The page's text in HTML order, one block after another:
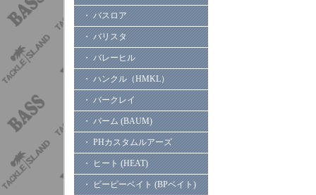
・ バスロア
・ バリスタ
・ バレーヒル
・ ハンクル（HMKL）
・ バークレイ
・ バーム (BAUM)
・ PHカスタムルアーズ
・ ヒート (HEAT)
・ ビーピーベイト (BPベイト)